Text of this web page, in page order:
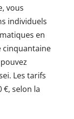
vous
individuels
en
cinquantaine
Les tarifs
€, selon la